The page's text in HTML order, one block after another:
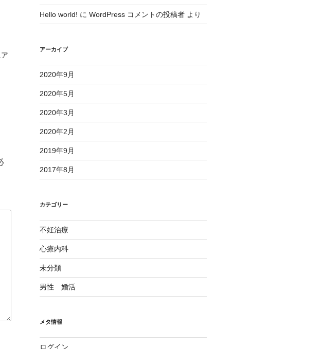
Hello world! に WordPress コメントの投稿者より
アーカイブ
2020年9月
2020年5月
2020年3月
2020年2月
2019年9月
2017年8月
カテゴリー
不妊治療
心療内科
未分類
男性 婚活
メタ情報
ログイン